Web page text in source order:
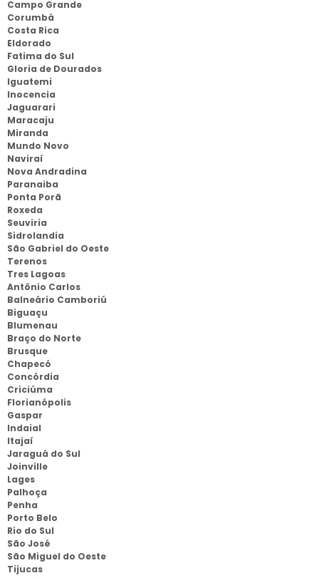
Campo Grande
Corumbá
Costa Rica
Eldorado
Fatima do Sul
Gloria de Dourados
Iguatemi
Inocencia
Jaguarari
Maracaju
Miranda
Mundo Novo
Naviraí
Nova Andradina
Paranaiba
Ponta Porã
Roxeda
Seuviria
Sidrolandia
São Gabriel do Oeste
Terenos
Tres Lagoas
Antônio Carlos
Balneário Camboriú
Biguaçu
Blumenau
Braço do Norte
Brusque
Chapecó
Concórdia
Criciúma
Florianópolis
Gaspar
Indaial
Itajaí
Jaraguá do Sul
Joinville
Lages
Palhoça
Penha
Porto Belo
Rio do Sul
São José
São Miguel do Oeste
Tijucas